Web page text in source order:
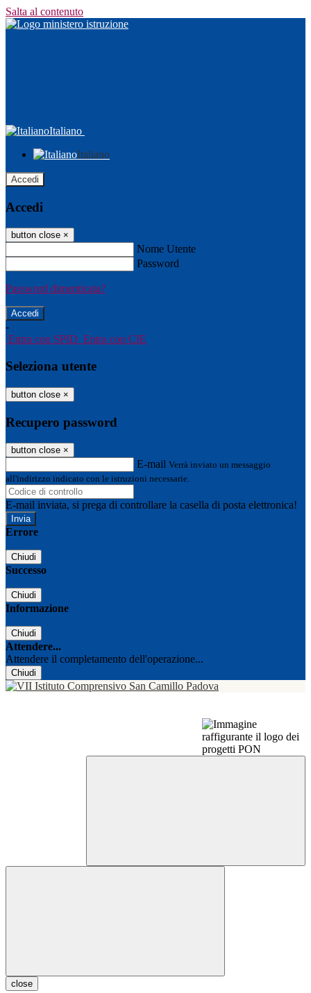
Salta al contenuto
Italiano
Italiano
Accedi
Accedi
button close ×
Nome Utente
Password
Password dimenticata?
-
Entra con SPID Entra con CIE
Seleziona utente
button close ×
Recupero password
button close ×
E-mail Verrà inviato un messaggio
all'indirizzo indicato con le istruzioni necessarie.
E-mail inviata, si prega di controllare la casella di posta elettronica!
Errore
Chiudi
Successo
Chiudi
Informazione
Chiudi
Attendere...
Attendere il completamento dell'operazione...
Chiudi
close